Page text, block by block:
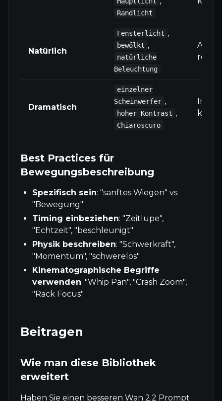
Randlicht
Natürlich
Fensterlicht ,
bewölkt ,
natürliche
Beleuchtung
Dramatisch
einzelner
Scheinwerfer ,
hoher Kontrast ,
Chiaroscuro
Best Practices für
Bewegungsbeschreibung
Spezifisch sein: "sanftes Wiegen" vs
"Bewegung"
Timing einbeziehen: "Zeitlupe",
"Echtzeit", "beschleunigt"
Physik beschreiben: "Schwerkraft",
"Momentum", "schwerelos"
Kinematographische Begriffe
verwenden: "Whip Pan", "Crash Zoom",
"Rack Focus"
Beitragen
Wie man diese Bibliothek
erweitert
Haben Sie einen besseren Wan 2.2 Prompt